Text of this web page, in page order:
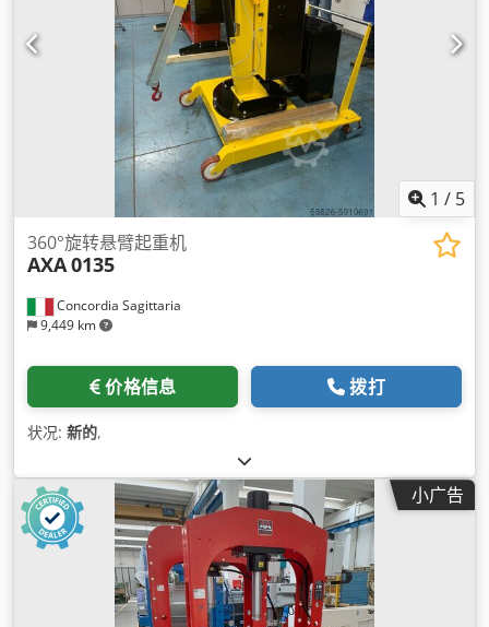
1 / 5
Concordia Sagittaria
9,449 km
360°旋转悬臂起重机
AXA0135
价格信息 拨打
状况: 新的,
小广告